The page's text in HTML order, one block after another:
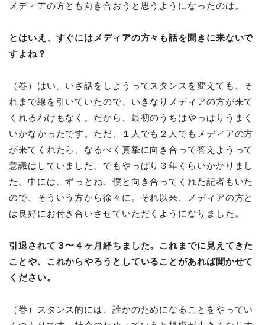
メディアの方とも向き合おうと思うようになったのは。
とはいえ、すぐにはメディアの方々も話を聞きに来ないで
すよね？
（巻）はい。いざ話をしようってスタンスを変えても、そ
れまで線を引いていたので、いきなりメディアの方が来て
くれるわけもなく。だから、最初のうちはやっぱりうまく
いかなかったです。ただ、１人でも２人でもメディアの方
が来てくれたら、なるべく真摯に向き合って答えようって
意識はしていました。でもやっぱり３年くらいかかりまし
た。中には、ずっとね、僕と向き合ってくれた記者もいた
ので、そういう方から徐々に。それ以来、メディアの方と
は良好にお付き合いさせていただくようになりました。
引退されて３〜４ヶ月経ちました。これまでに見えてきた
ことや、これからやろうとしていることがあれば聞かせて
ください。
（巻）スタンス的には、誰かのためになることをやってい